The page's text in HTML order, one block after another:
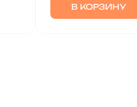
В КОРЗИНУ